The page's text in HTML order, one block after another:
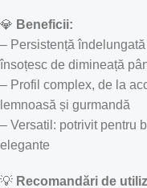
💎 Beneficii:
– Persistență
însoțesc de dimineață
– Profil complex, de la
lemnoasă și gurmandă
– Versatil: potrivit pentru
elegante
💡 Recomandări de